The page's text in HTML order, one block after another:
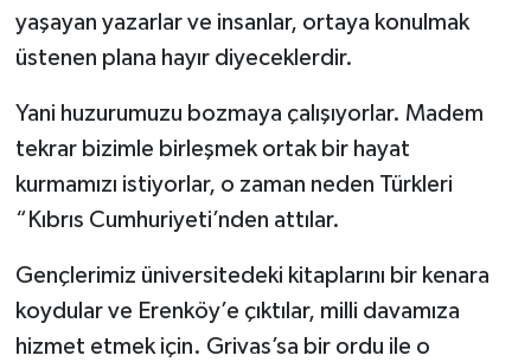
yaşayan yazarlar ve insanlar, ortaya konulmak
üstenen plana hayır diyeceklerdir.
Yani huzurumuzu bozmaya çalışıyorlar. Madem
tekrar bizimle birleşmek ortak bir hayat
kurmamızı istiyorlar, o zaman neden Türkleri
“Kıbrıs Cumhuriyeti’nden attılar.
Gençlerimiz üniversitedeki kitaplarını bir kenara
koydular ve Erenköy’e çıktılar, milli davamıza
hizmet etmek için. Grivas’sa bir ordu ile o